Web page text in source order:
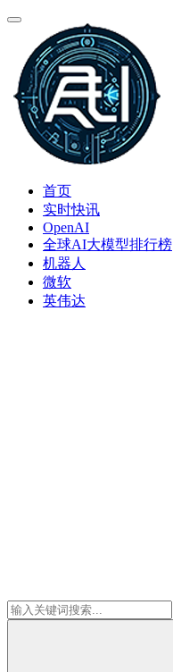
首页
实时快讯
OpenAI
全球AI大模型排行榜
机器人
微软
英伟达